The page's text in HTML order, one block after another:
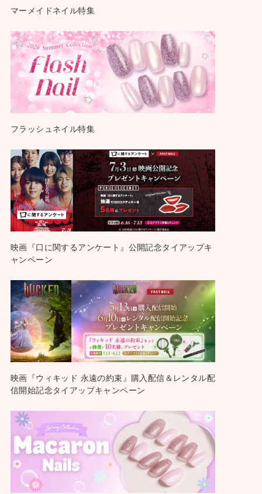
マーメイドネイル特集
フラッシュネイル特集
映画『口に関するアンケート』公開記念タイアップキ
ャンペーン
映画『ウィキッド 永遠の約束』購入配信＆レンタル配
信開始記念タイアップキャンペーン